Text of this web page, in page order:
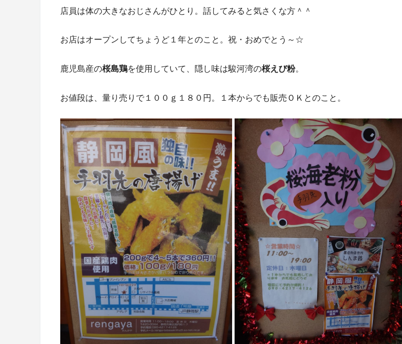
店員は体の大きなおじさんがひとり。話してみると気さくな方＾＾
お店はオープンしてちょうど１年とのこと。祝・おめでとう～☆
鹿児島産の桜島鶏を使用していて、隠し味は駿河湾の桜えび粉。
お値段は、量り売りで１００ｇ１８０円。１本からでも販売ＯＫとのこと。